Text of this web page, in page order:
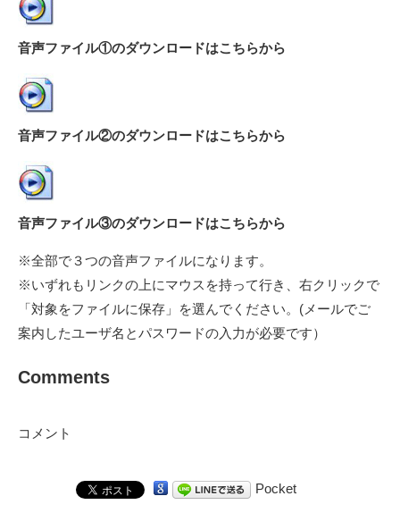
音声ファイル①のダウンロードはこちらから
音声ファイル②のダウンロードはこちらから
音声ファイル③のダウンロードはこちらから
※全部で３つの音声ファイルになります。
※いずれもリンクの上にマウスを持って行き、右クリックで
「対象をファイルに保存」を選んでください。(メールでご
案内したユーザ名とパスワードの入力が必要です）
Comments
コメント
Pocket